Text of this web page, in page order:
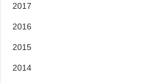
2017
2016
2015
2014